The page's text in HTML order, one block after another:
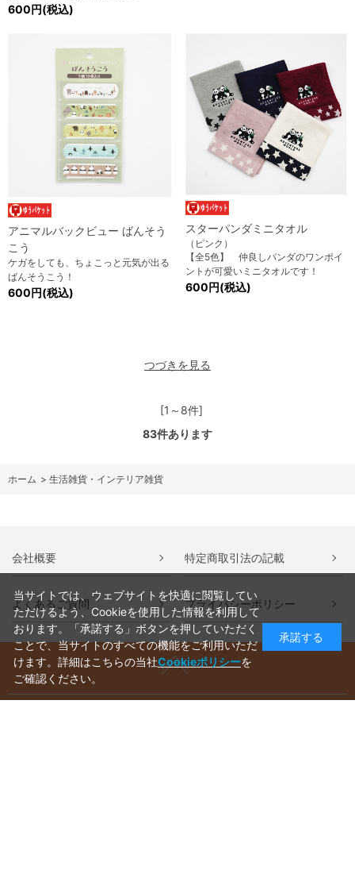
600円(税込)
アニマルバックビュー ばんそう
こう
ケガをしても、ちょこっと元気が出る
ばんそうこう！
600円(税込)
スターパンダミニタオル
（ピンク）
【全5色】 仲良しパンダのワンポイ
ントが可愛いミニタオルです！
600円(税込)
つづきを見る
[1～8件]
83件あります
ホーム > 生活雑貨・インテリア雑貨
会社概要 特定商取引法の記載
よくあるご質問 プライバシーポリシー
当サイトでは、ウェブサイトを快適に閲覧してい
ただけるよう、Cookieを使用した情報を利用して
おります。「承諾する」ボタンを押していただく
ことで、当サイトのすべての機能をご利用いただ
けます。詳細はこちらの当社Cookieポリシーを
ご確認ください。
承諾する